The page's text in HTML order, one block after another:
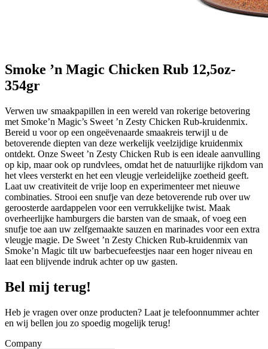
Smoke ’n Magic Chicken Rub 12,5oz-
354gr
Verwen uw smaakpapillen in een wereld van rokerige betovering
met Smoke’n Magic’s Sweet ’n Zesty Chicken Rub-kruidenmix.
Bereid u voor op een ongeëvenaarde smaakreis terwijl u de
betoverende diepten van deze werkelijk veelzijdige kruidenmix
ontdekt. Onze Sweet ’n Zesty Chicken Rub is een ideale aanvulling
op kip, maar ook op rundvlees, omdat het de natuurlijke rijkdom van
het vlees versterkt en het een vleugje verleidelijke zoetheid geeft.
Laat uw creativiteit de vrije loop en experimenteer met nieuwe
combinaties. Strooi een snufje van deze betoverende rub over uw
geroosterde aardappelen voor een verrukkelijke twist. Maak
overheerlijke hamburgers die barsten van de smaak, of voeg een
snufje toe aan uw zelfgemaakte sauzen en marinades voor een extra
vleugje magie. De Sweet ’n Zesty Chicken Rub-kruidenmix van
Smoke’n Magic tilt uw barbecuefeestjes naar een hoger niveau en
laat een blijvende indruk achter op uw gasten.
Bel mij terug!
Heb je vragen over onze producten? Laat je telefoonnummer achter
en wij bellen jou zo spoedig mogelijk terug!
Company